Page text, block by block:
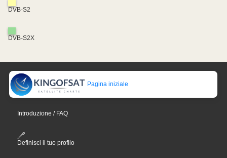
DVB-S2
DVB-S2X
Pagina iniziale
Introduzione / FAQ
Definisci il tuo profilo